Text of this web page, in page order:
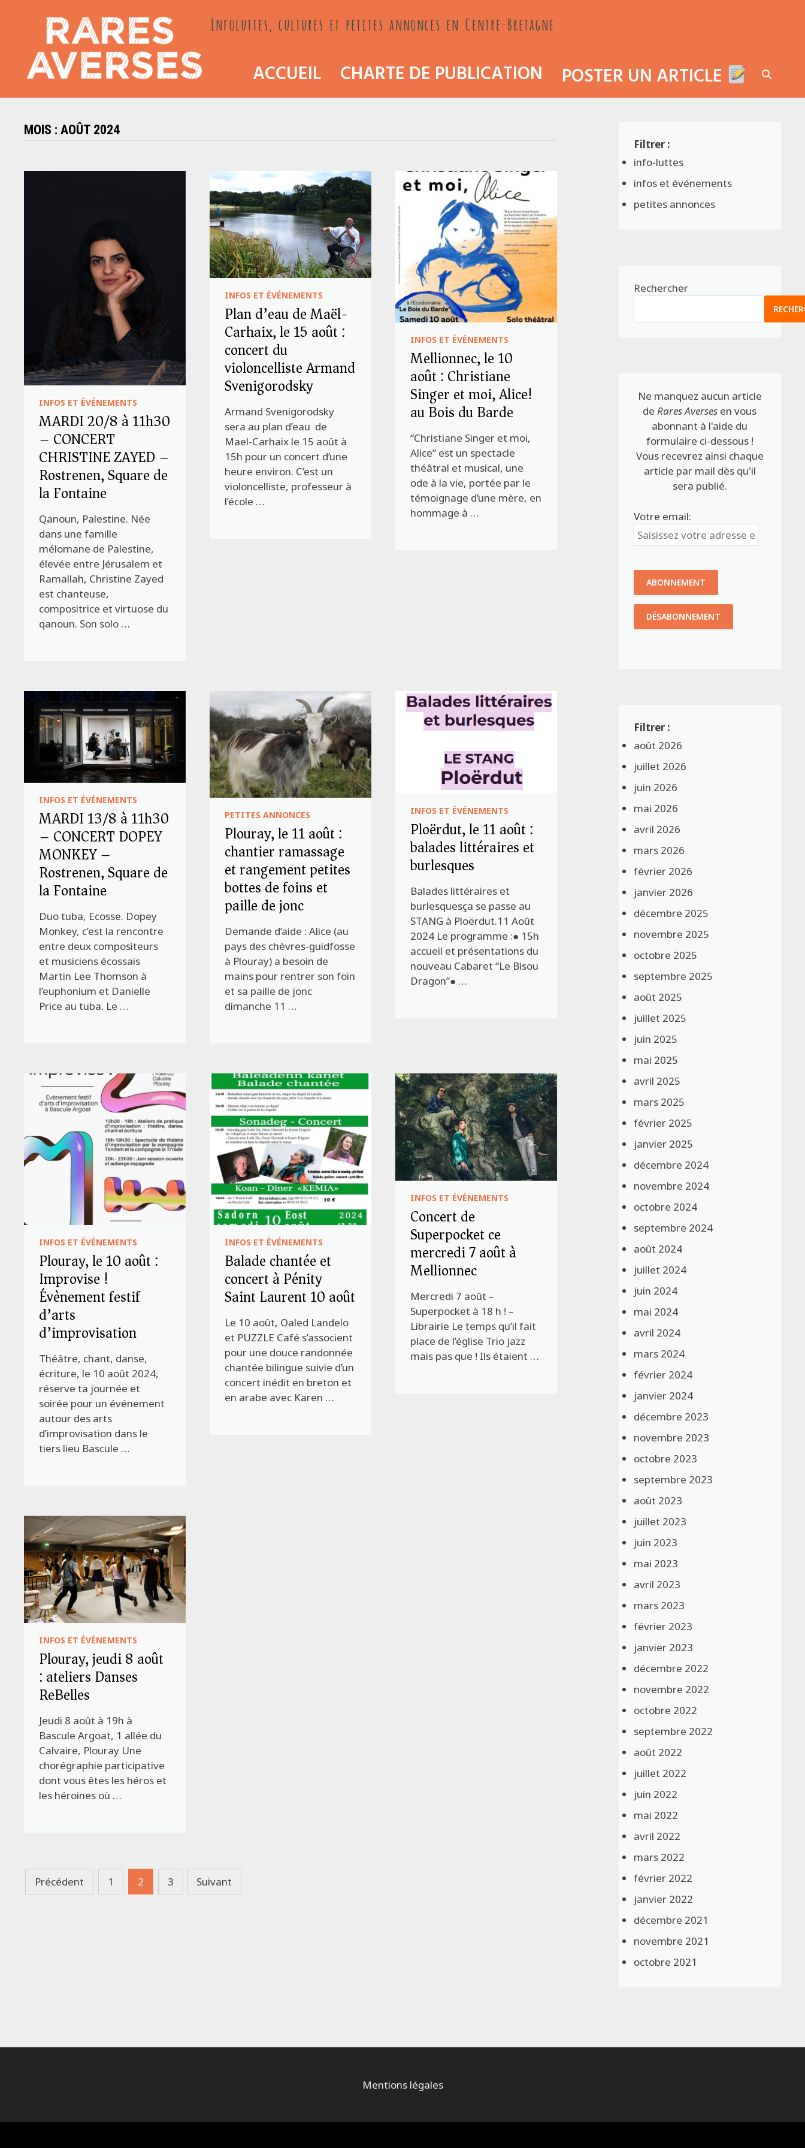
Infoluttes, cultures et petites annonces en Centre-Bretagne
ACCUEIL CHARTE DE PUBLICATION POSTER UN ARTICLE
MOIS :AOÛT 2024
INFOS ET ÉVÉNEMENTS
MARDI 20/8 à 11h30
– CONCERT
CHRISTINE ZAYED –
Rostrenen, Square de
la Fontaine
Qanoun, Palestine. Née
dans une famille
mélomane de Palestine,
élevée entre Jérusalem et
Ramallah, Christine Zayed
est chanteuse,
compositrice et virtuose du
qanoun. Son solo …
INFOS ET ÉVÉNEMENTS
Plan d’eau de Maël-
Carhaix, le 15 août :
concert du
violoncelliste Armand
Svenigorodsky
Armand Svenigorodsky
sera au plan d’eau de
Mael-Carhaix le 15 août à
15h pour un concert d’une
heure environ. C’est un
violoncelliste, professeur à
l’école …
INFOS ET ÉVÉNEMENTS
Mellionnec, le 10
août : Christiane
Singer et moi, Alice!
au Bois du Barde
“Christiane Singer et moi,
Alice” est un spectacle
théâtral et musical, une
ode à la vie, portée par le
témoignage d’une mère, en
hommage à …
INFOS ET ÉVÉNEMENTS
MARDI 13/8 à 11h30
– CONCERT DOPEY
MONKEY –
Rostrenen, Square de
la Fontaine
Duo tuba, Ecosse. Dopey
Monkey, c’est la rencontre
entre deux compositeurs
et musiciens écossais
Martin Lee Thomson à
l’euphonium et Danielle
Price au tuba. Le …
PETITES ANNONCES
Plouray, le 11 août :
chantier ramassage
et rangement petites
bottes de foins et
paille de jonc
Demande d’aide : Alice (au
pays des chèvres-guidfosse
à Plouray) a besoin de
mains pour rentrer son foin
et sa paille de jonc
dimanche 11 …
INFOS ET ÉVÉNEMENTS
Ploërdut, le 11 août :
balades littéraires et
burlesques
Balades littéraires et
burlesquesça se passe au
STANG à Ploërdut.11 Août
2024 Le programme :● 15h
accueil et présentations du
nouveau Cabaret “Le Bisou
Dragon”● …
INFOS ET ÉVÉNEMENTS
Plouray, le 10 août :
Improvise !
Évènement festif
d’arts
d’improvisation
Théâtre, chant, danse,
écriture, le 10 août 2024,
réserve ta journée et
soirée pour un événement
autour des arts
d’improvisation dans le
tiers lieu Bascule …
INFOS ET ÉVÉNEMENTS
Balade chantée et
concert à Pénity
Saint Laurent 10 août
Le 10 août, Oaled Landelo
et PUZZLE Café s’associent
pour une douce randonnée
chantée bilingue suivie d’un
concert inédit en breton et
en arabe avec Karen …
INFOS ET ÉVÉNEMENTS
Concert de
Superpocket ce
mercredi 7 août à
Mellionnec
­Mercredi 7 août –
Superpocket à 18 h ! –
Librairie Le temps qu’il fait
place de l’église Trio jazz
mais pas que ! Ils étaient …
INFOS ET ÉVÉNEMENTS
Plouray, jeudi 8 août
: ateliers Danses
ReBelles
Jeudi 8 août à 19h à
Bascule Argoat, 1 allée du
Calvaire, Plouray Une
chorégraphie participative
dont vous êtes les héros et
les héroines où …
Pagination
des
Précédent 1 2 3 Suivant
info-luttes
infos et événements
petites annonces
Rechercher
Ne manquez aucun article
deRares Averses en vous
abonnant à l'aide du
formulaire ci-dessous !
Vous recevrez ainsi chaque
article par mail dès qu'il
sera publié.
Votre email:
août 2026
juillet 2026
juin 2026
mai 2026
avril 2026
mars 2026
février 2026
janvier 2026
décembre 2025
novembre 2025
octobre 2025
septembre 2025
août 2025
juillet 2025
juin 2025
mai 2025
avril 2025
mars 2025
février 2025
janvier 2025
décembre 2024
novembre 2024
octobre 2024
septembre 2024
août 2024
juillet 2024
juin 2024
mai 2024
avril 2024
mars 2024
février 2024
janvier 2024
décembre 2023
novembre 2023
octobre 2023
septembre 2023
août 2023
juillet 2023
juin 2023
mai 2023
avril 2023
mars 2023
février 2023
janvier 2023
décembre 2022
novembre 2022
octobre 2022
septembre 2022
août 2022
juillet 2022
juin 2022
mai 2022
avril 2022
mars 2022
février 2022
janvier 2022
décembre 2021
novembre 2021
octobre 2021
Mentions légales